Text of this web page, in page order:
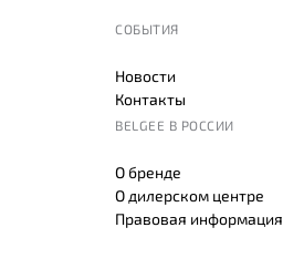
СОБЫТИЯ
Новости
Контакты
BELGEE В РОССИИ
О бренде
О дилерском центре
Правовая информация